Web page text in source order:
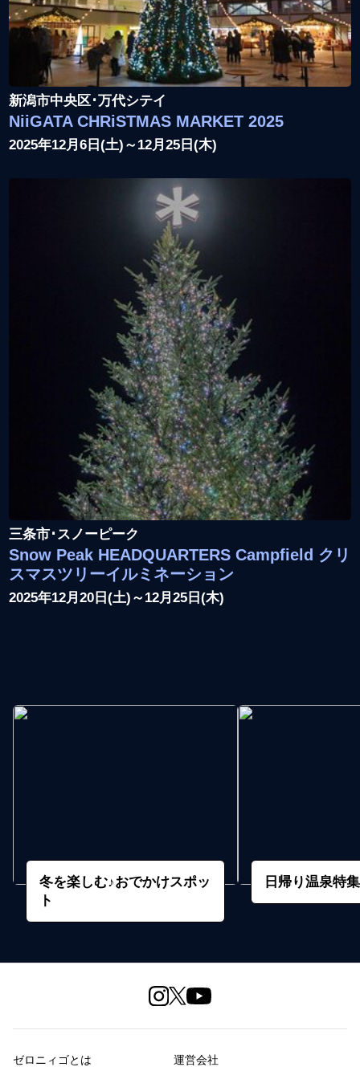
新潟市中央区･万代シテイ
NiiGATA CHRiSTMAS MARKET 2025
2025年12月6日(土)～12月25日(木)
三条市･スノーピーク
Snow Peak HEADQUARTERS Campfield クリ
スマスツリーイルミネーション
2025年12月20日(土)～12月25日(木)
冬を楽しむ♪おでかけスポッ
ト
日帰り温泉特
ゼロニィゴとは 運営会社